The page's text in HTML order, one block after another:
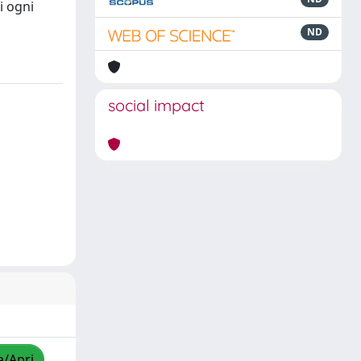
ogni
ND
social impact